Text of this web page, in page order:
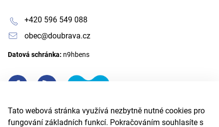
Tato webová stránka využívá nezbytně nutné cookies pro
fungování základních funkcí. Pokračováním souhlasíte s
+420 596 549 088
obec@doubrava.cz
Datová schránka: n9hbens